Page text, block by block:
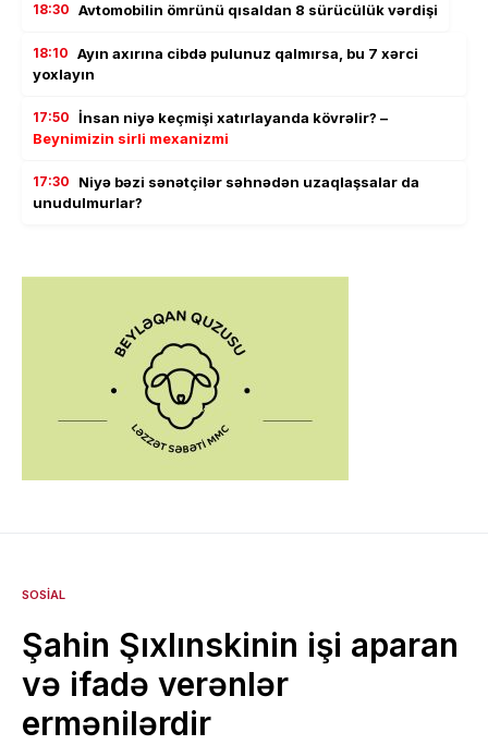
18:30 Avtomobilin ömrünü qısaldan 8 sürücülük vərdişi
18:10 Ayın axırına cibdə pulunuz qalmırsa, bu 7 xərci
yoxlayın
17:50 İnsan niyə keçmişi xatırlayanda kövrəlir? –
Beynimizin sirli mexanizmi
17:30
Niyə bəzi sənətçilər səhnədən uzaqlaşsalar da
unudulmurlar?
SOSIAL
Şahin Şıxlınskinin işi aparan
və ifadə verənlər
ermənilərdir